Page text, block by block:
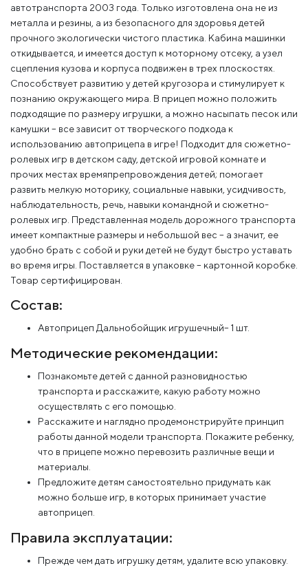
автотранспорта 2003 года. Только изготовлена она не из
металла и резины, а из безопасного для здоровья детей
прочного экологически чистого пластика. Кабина машинки
откидывается, и имеется доступ к моторному отсеку, а узел
сцепления кузова и корпуса подвижен в трех плоскостях.
Способствует развитию у детей кругозора и стимулирует к
познанию окружающего мира. В прицеп можно положить
подходящие по размеру игрушки, а можно насыпать песок или
камушки – все зависит от творческого подхода к
использованию автоприцепа в игре! Подходит для сюжетно-
ролевых игр в детском саду, детской игровой комнате и
прочих местах времяпрепровождения детей; помогает
развить мелкую моторику, социальные навыки, усидчивость,
наблюдательность, речь, навыки командной и сюжетно-
ролевых игр. Представленная модель дорожного транспорта
имеет компактные размеры и небольшой вес – а значит, ее
удобно брать с собой и руки детей не будут быстро уставать
во время игры. Поставляется в упаковке – картонной коробке.
Товар сертифицирован.
Состав:
Автоприцеп Дальнобойщик игрушечный– 1 шт.
Методические рекомендации:
Познакомьте детей с данной разновидностью
транспорта и расскажите, какую работу можно
осуществлять с его помощью.
Расскажите и наглядно продемонстрируйте принцип
работы данной модели транспорта. Покажите ребенку,
что в прицепе можно перевозить различные вещи и
материалы.
Предложите детям самостоятельно придумать как
можно больше игр, в которых принимает участие
автоприцеп.
Правила эксплуатации:
Прежде чем дать игрушку детям, удалите всю упаковку.